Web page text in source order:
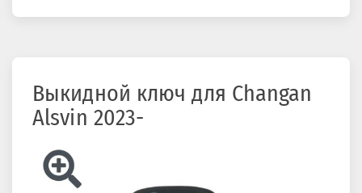
Выкидной ключ для Changan
Alsvin 2023-